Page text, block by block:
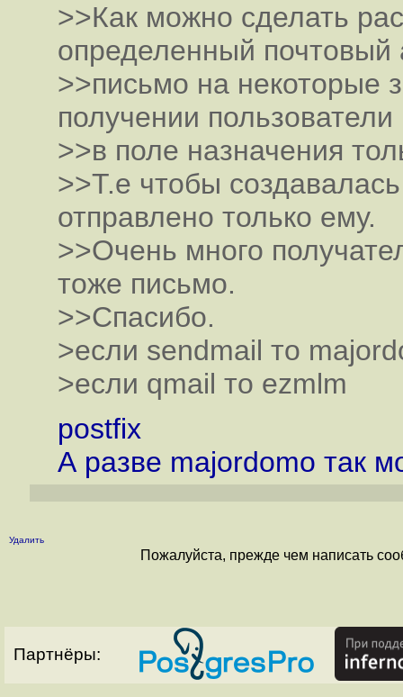
>>Как можно сделать
определенный почтовый
>>письмо на некоторые
получении
>>в поле назначения
>>Т.е чтобы
отправлено только ему.
>>Очень много
тоже письмо.
>>Спасибо.
>если sendmail то
>если qmail то ezmlm
postfix
А разве majordomo так
Удалить
Пожалуйста, прежде чем написать
Партнёры: